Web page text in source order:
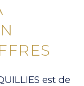
est de